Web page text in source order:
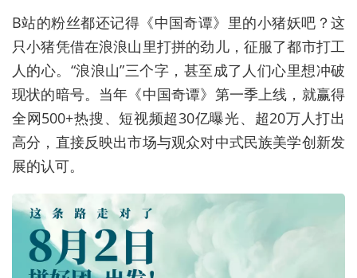
B站的粉丝都还记得《中国奇谭》里的小猪妖吧？这
只小猪凭借在浪浪山里打拼的劲儿，征服了都市打工
人的心。“浪浪山”三个字，甚至成了人们心里想冲破
现状的暗号。当年《中国奇谭》第一季上线，就赢得
全网500+热搜、短视频超30亿曝光、超20万人打出
高分，直接反映出市场与观众对中式民族美学创新发
展的认可。